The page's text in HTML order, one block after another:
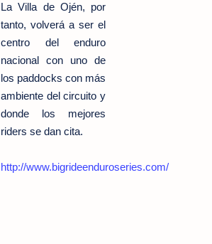
La Villa de Ojén, por
tanto, volverá a ser el
centro del enduro
nacional con uno de
los paddocks con más
ambiente del circuito y
donde los mejores
riders se dan cita.
http://www.bigrideenduroseries.com/